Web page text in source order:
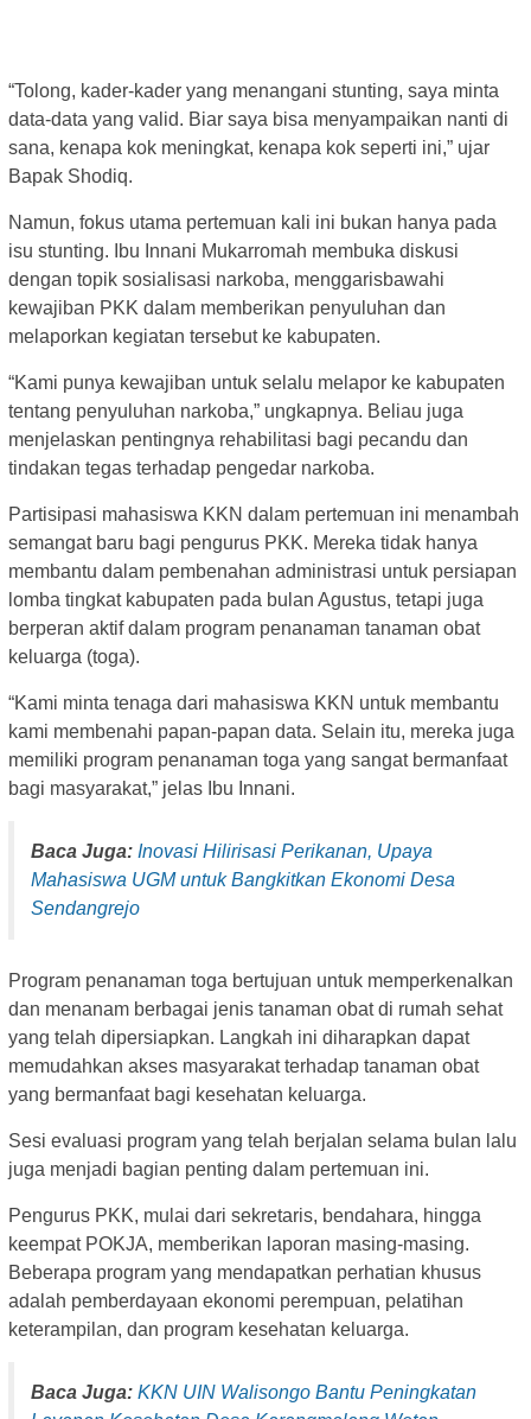
“Tolong, kader-kader yang menangani stunting, saya minta
data-data yang valid. Biar saya bisa menyampaikan nanti di
sana, kenapa kok meningkat, kenapa kok seperti ini,” ujar
Bapak Shodiq.
Namun, fokus utama pertemuan kali ini bukan hanya pada
isu stunting. Ibu Innani Mukarromah membuka diskusi
dengan topik sosialisasi narkoba, menggarisbawahi
kewajiban PKK dalam memberikan penyuluhan dan
melaporkan kegiatan tersebut ke kabupaten.
“Kami punya kewajiban untuk selalu melapor ke kabupaten
tentang penyuluhan narkoba,” ungkapnya. Beliau juga
menjelaskan pentingnya rehabilitasi bagi pecandu dan
tindakan tegas terhadap pengedar narkoba.
Partisipasi mahasiswa KKN dalam pertemuan ini menambah
semangat baru bagi pengurus PKK. Mereka tidak hanya
membantu dalam pembenahan administrasi untuk persiapan
lomba tingkat kabupaten pada bulan Agustus, tetapi juga
berperan aktif dalam program penanaman tanaman obat
keluarga (toga).
“Kami minta tenaga dari mahasiswa KKN untuk membantu
kami membenahi papan-papan data. Selain itu, mereka juga
memiliki program penanaman toga yang sangat bermanfaat
bagi masyarakat,” jelas Ibu Innani.
Baca Juga: Inovasi Hilirisasi Perikanan, Upaya
Mahasiswa UGM untuk Bangkitkan Ekonomi Desa
Sendangrejo
Program penanaman toga bertujuan untuk memperkenalkan
dan menanam berbagai jenis tanaman obat di rumah sehat
yang telah dipersiapkan. Langkah ini diharapkan dapat
memudahkan akses masyarakat terhadap tanaman obat
yang bermanfaat bagi kesehatan keluarga.
Sesi evaluasi program yang telah berjalan selama bulan lalu
juga menjadi bagian penting dalam pertemuan ini.
Pengurus PKK, mulai dari sekretaris, bendahara, hingga
keempat POKJA, memberikan laporan masing-masing.
Beberapa program yang mendapatkan perhatian khusus
adalah pemberdayaan ekonomi perempuan, pelatihan
keterampilan, dan program kesehatan keluarga.
Baca Juga: KKN UIN Walisongo Bantu Peningkatan